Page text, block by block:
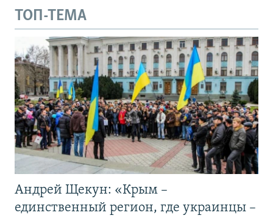
ТОП-ТЕМА
Андрей Щекун: «Крым –
единственный регион, где украинцы –